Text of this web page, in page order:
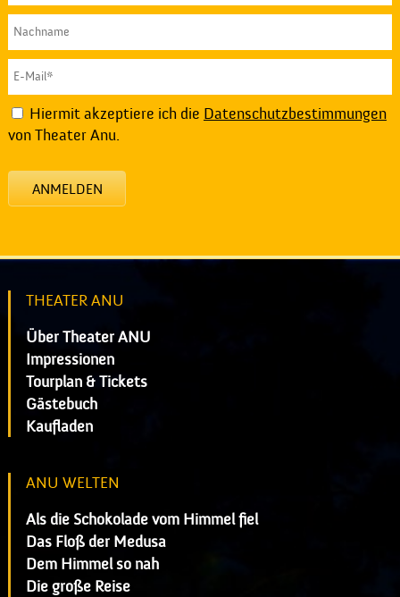
Hiermit akzeptiere ich die Datenschutzbestimmungen
von Theater Anu.
ANMELDEN
THEATER ANU
Über Theater ANU
Impressionen
Tourplan & Tickets
Gästebuch
Kaufladen
ANU WELTEN
Als die Schokolade vom Himmel fiel
Das Floß der Medusa
Dem Himmel so nah
Die große Reise